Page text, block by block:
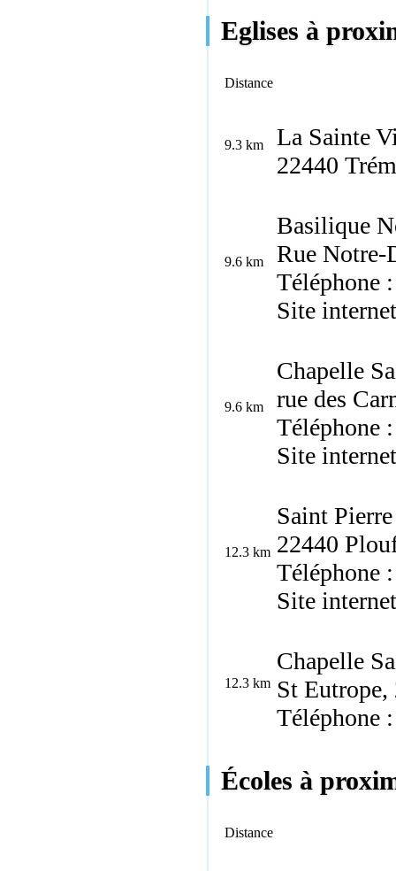
Eglises à
Distance
9.3 km
La Sainte
22440
9.6 km
Basilique
Rue Notre-
Téléphone
Site
9.6 km
Chapelle
rue des
Téléphone
Site
12.3 km
Saint Pierre
22440
Téléphone
Site
12.3 km
Chapelle
St
Téléphone
Écoles à
Distance